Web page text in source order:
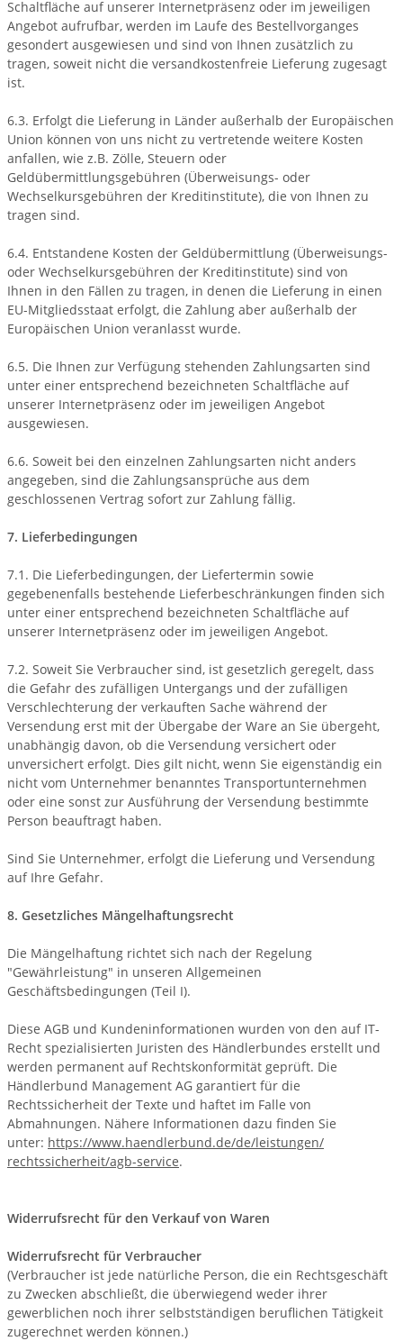
Schaltfläche auf unserer Internetpräsenz oder im jeweiligen
Angebot aufrufbar, werden im Laufe des Bestellvorganges
gesondert ausgewiesen und sind von Ihnen zusätzlich zu
tragen, soweit nicht die versandkostenfreie Lieferung zugesagt
ist.
6.3. Erfolgt die Lieferung in Länder außerhalb der Europäischen
Union können von uns nicht zu vertretende weitere Kosten
anfallen, wie z.B. Zölle, Steuern oder
Geldübermittlungsgebühren (Überweisungs- oder
Wechselkursgebühren der Kreditinstitute), die von Ihnen zu
tragen sind.
6.4. Entstandene Kosten der Geldübermittlung (Überweisungs-
oder Wechselkursgebühren der Kreditinstitute) sind von
Ihnen in den Fällen zu tragen, in denen die Lieferung in einen
EU-Mitgliedsstaat erfolgt, die Zahlung aber außerhalb der
Europäischen Union veranlasst wurde.
6.5. Die Ihnen zur Verfügung stehenden Zahlungsarten sind
unter einer entsprechend bezeichneten Schaltfläche auf
unserer Internetpräsenz oder im jeweiligen Angebot
ausgewiesen.
6.6. Soweit bei den einzelnen Zahlungsarten nicht anders
angegeben, sind die Zahlungsansprüche aus dem
geschlossenen Vertrag sofort zur Zahlung fällig.
7. Lieferbedingungen
7.1. Die Lieferbedingungen, der Liefertermin sowie
gegebenenfalls bestehende Lieferbeschränkungen finden sich
unter einer entsprechend bezeichneten Schaltfläche auf
unserer Internetpräsenz oder im jeweiligen Angebot.
7.2. Soweit Sie Verbraucher sind, ist gesetzlich geregelt, dass
die Gefahr des zufälligen Untergangs und der zufälligen
Verschlechterung der verkauften Sache während der
Versendung erst mit der Übergabe der Ware an Sie übergeht,
unabhängig davon, ob die Versendung versichert oder
unversichert erfolgt. Dies gilt nicht, wenn Sie eigenständig ein
nicht vom Unternehmer benanntes Transportunternehmen
oder eine sonst zur Ausführung der Versendung bestimmte
Person beauftragt haben.
Sind Sie Unternehmer, erfolgt die Lieferung und Versendung
auf Ihre Gefahr.
8. Gesetzliches Mängelhaftungsrecht
Die Mängelhaftung richtet sich nach der Regelung
"Gewährleistung" in unseren Allgemeinen
Geschäftsbedingungen (Teil I).
Diese AGB und Kundeninformationen wurden von den auf IT-
Recht spezialisierten Juristen des Händlerbundes erstellt und
werden permanent auf Rechtskonformität geprüft. Die
Händlerbund Management AG garantiert für die
Rechtssicherheit der Texte und haftet im Falle von
Abmahnungen. Nähere Informationen dazu finden Sie
unter: https://www.haendlerbund.de/de/leistungen/
rechtssicherheit/agb-service.
Widerrufsrecht für den Verkauf von Waren
Widerrufsrecht für Verbraucher
(Verbraucher ist jede natürliche Person, die ein Rechtsgeschäft
zu Zwecken abschließt, die überwiegend weder ihrer
gewerblichen noch ihrer selbstständigen beruflichen Tätigkeit
zugerechnet werden können.)